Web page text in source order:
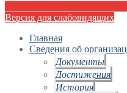
Версия для слабовидящих
Главная
Сведения об
Документы
Достижения
История